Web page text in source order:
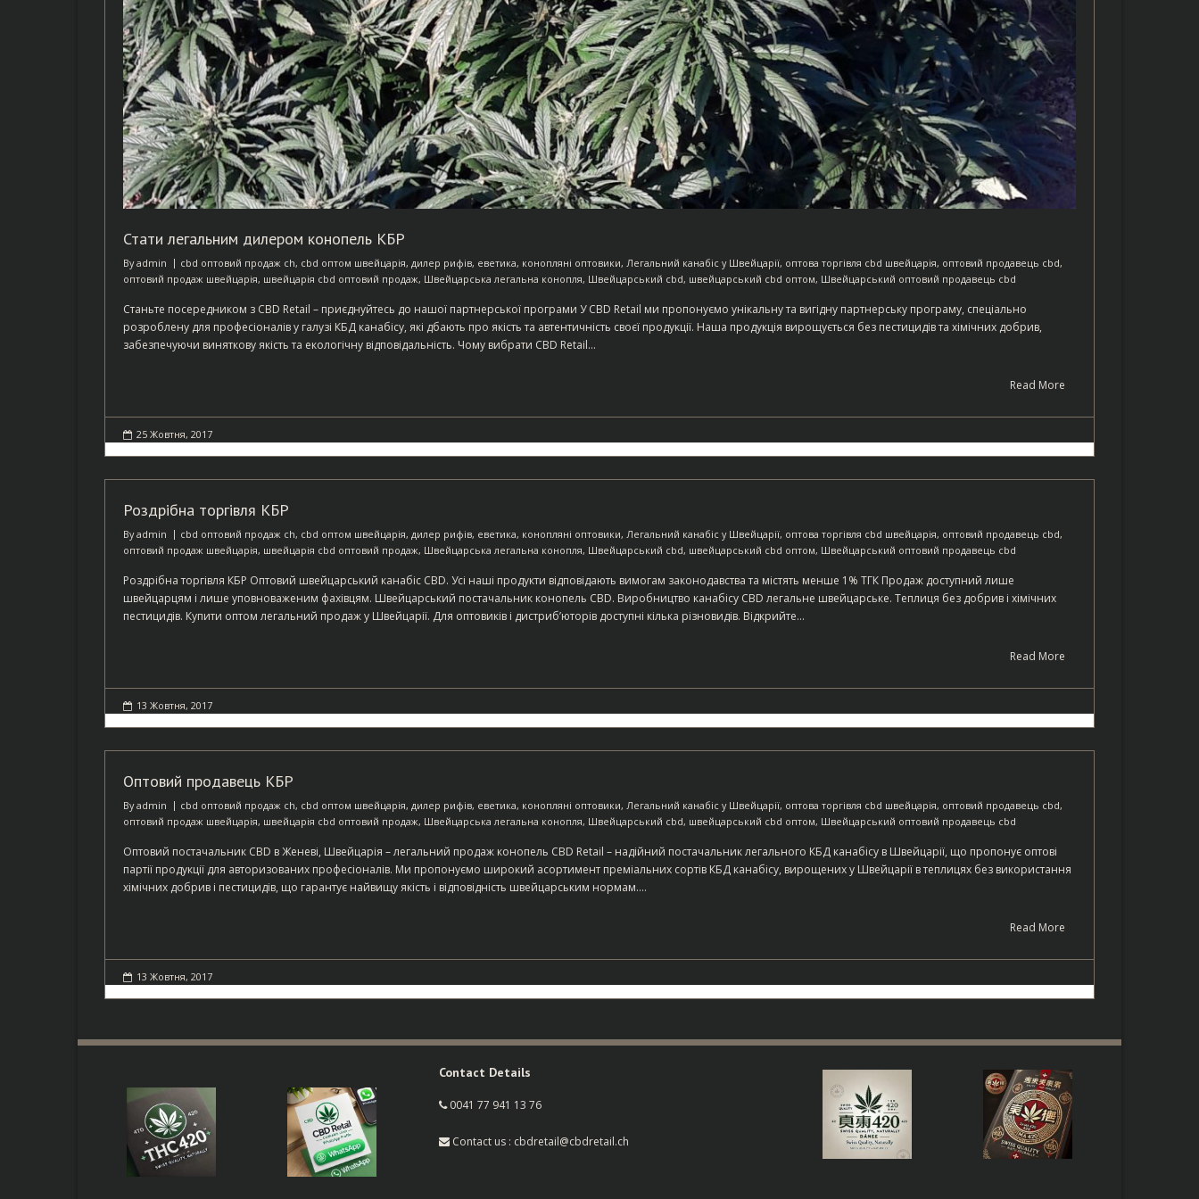
Стати легальним дилером конопель КБР
Byadmin cbd оптовий продаж ch, cbd оптом швейцарія, дилер рифів, еветика, конопляні оптовики, Легальний канабіс у Швейцарії, оптова торгівля cbd швейцарія, оптовий продавець cbd,
оптовий продаж швейцарія, швейцарія cbd оптовий продаж, Швейцарська легальна конопля, Швейцарський cbd, швейцарський cbd оптом, Швейцарський оптовий продавець cbd
Станьте посередником з CBD Retail – приєднуйтесь до нашої партнерської програми У CBD Retail ми пропонуємо унікальну та вигідну партнерську програму, спеціально
розроблену для професіоналів у галузі КБД канабісу, які дбають про якість та автентичність своєї продукції. Наша продукція вирощується без пестицидів та хімічних добрив,
забезпечуючи виняткову якість та екологічну відповідальність. Чому вибрати CBD Retail…
Read More
25 Жовтня, 2017
Роздрібна торгівля КБР
Byadmin cbd оптовий продаж ch, cbd оптом швейцарія, дилер рифів, еветика, конопляні оптовики, Легальний канабіс у Швейцарії, оптова торгівля cbd швейцарія, оптовий продавець cbd,
оптовий продаж швейцарія, швейцарія cbd оптовий продаж, Швейцарська легальна конопля, Швейцарський cbd, швейцарський cbd оптом, Швейцарський оптовий продавець cbd
Роздрібна торгівля КБР Оптовий швейцарський канабіс CBD. Усі наші продукти відповідають вимогам законодавства та містять менше 1% ТГК Продаж доступний лише
швейцарцям і лише уповноваженим фахівцям. Швейцарський постачальник конопель CBD. Виробництво канабісу CBD легальне швейцарське. Теплиця без добрив і хімічних
пестицидів. Купити оптом легальний продаж у Швейцарії. Для оптовиків і дистриб’юторів доступні кілька різновидів. Відкрийте…
Read More
13 Жовтня, 2017
Оптовий продавець КБР
Byadmin cbd оптовий продаж ch, cbd оптом швейцарія, дилер рифів, еветика, конопляні оптовики, Легальний канабіс у Швейцарії, оптова торгівля cbd швейцарія, оптовий продавець cbd,
оптовий продаж швейцарія, швейцарія cbd оптовий продаж, Швейцарська легальна конопля, Швейцарський cbd, швейцарський cbd оптом, Швейцарський оптовий продавець cbd
Оптовий постачальник CBD в Женеві, Швейцарія – легальний продаж конопель CBD Retail – надійний постачальник легального КБД канабісу в Швейцарії, що пропонує оптові
партії продукції для авторизованих професіоналів. Ми пропонуємо широкий асортимент преміальних сортів КБД канабісу, вирощених у Швейцарії в теплицях без використання
хімічних добрив і пестицидів, що гарантує найвищу якість і відповідність швейцарським нормам.…
Read More
13 Жовтня, 2017
Contact Details
0041 77 941 13 76
Contact us : cbdretail@cbdretail.ch